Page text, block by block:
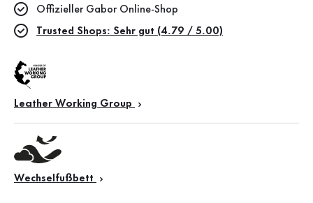
Offizieller Gabor Online-Shop
Trusted Shops: Sehr gut (4.79 / 5.00)
Leather Working Group
Wechselfußbett